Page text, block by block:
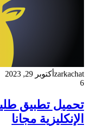
zarkachat أكتوبر 29, 2023
6
تحميل تطبيق
الإنكليزية مجانا